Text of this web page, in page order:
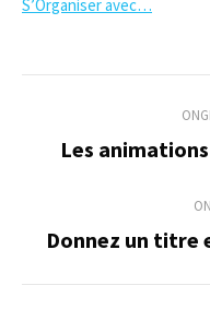
S’Organiser avec…
Les
Donnez un titre